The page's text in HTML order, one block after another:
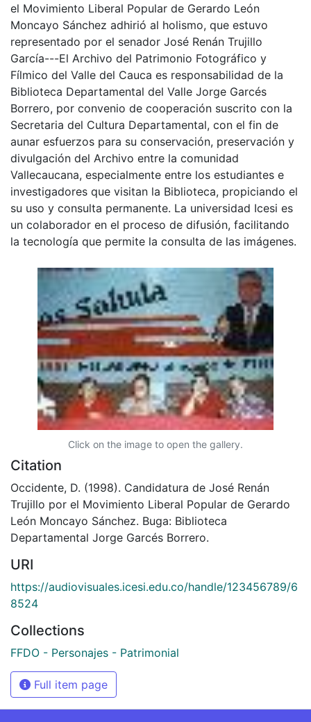
el Movimiento Liberal Popular de Gerardo León
Moncayo Sánchez adhirió al holismo, que estuvo
representado por el senador José Renán Trujillo
García---El Archivo del Patrimonio Fotográfico y
Fílmico del Valle del Cauca es responsabilidad de la
Biblioteca Departamental del Valle Jorge Garcés
Borrero, por convenio de cooperación suscrito con la
Secretaria del Cultura Departamental, con el fin de
aunar esfuerzos para su conservación, preservación y
divulgación del Archivo entre la comunidad
Vallecaucana, especialmente entre los estudiantes e
investigadores que visitan la Biblioteca, propiciando el
su uso y consulta permanente. La universidad Icesi es
un colaborador en el proceso de difusión, facilitando
la tecnología que permite la consulta de las imágenes.
Click on the image to open the gallery.
Citation
Occidente, D. (1998). Candidatura de José Renán
Trujillo por el Movimiento Liberal Popular de Gerardo
León Moncayo Sánchez. Buga: Biblioteca
Departamental Jorge Garcés Borrero.
URI
https://audiovisuales.icesi.edu.co/handle/123456789/6
8524
Collections
FFDO - Personajes - Patrimonial
Full item page